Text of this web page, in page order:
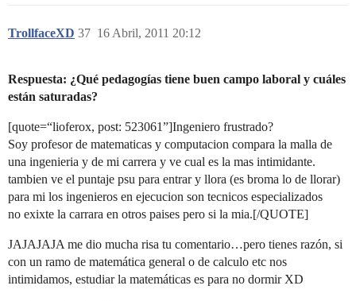
TrollfaceXD 16 Abril, 2011 20:12
37
Respuesta: ¿Qué pedagogías tiene buen campo laboral y cuáles
están saturadas?
[quote=“lioferox, post: 523061”]Ingeniero frustrado?
Soy profesor de matematicas y computacion compara la malla de
una ingenieria y de mi carrera y ve cual es la mas intimidante.
tambien ve el puntaje psu para entrar y llora (es broma lo de llorar)
para mi los ingenieros en ejecucion son tecnicos especializados
no exixte la carrara en otros paises pero si la mia.[/QUOTE]
JAJAJAJA me dio mucha risa tu comentario…pero tienes razón, si
con un ramo de matemática general o de calculo etc nos
intimidamos, estudiar la matemáticas es para no dormir XD